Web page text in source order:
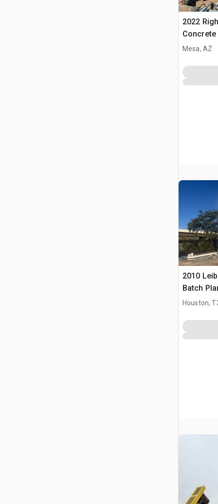
2022
Concrete
(Unused)
Mesa, AZ
2010
Batch
Houston,